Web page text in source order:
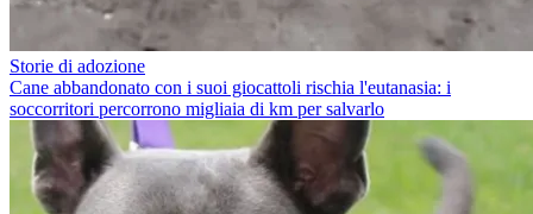
Storie di adozione
Cane abbandonato con i suoi giocattoli rischia l'eutanasia: i
soccorritori percorrono migliaia di km per salvarlo